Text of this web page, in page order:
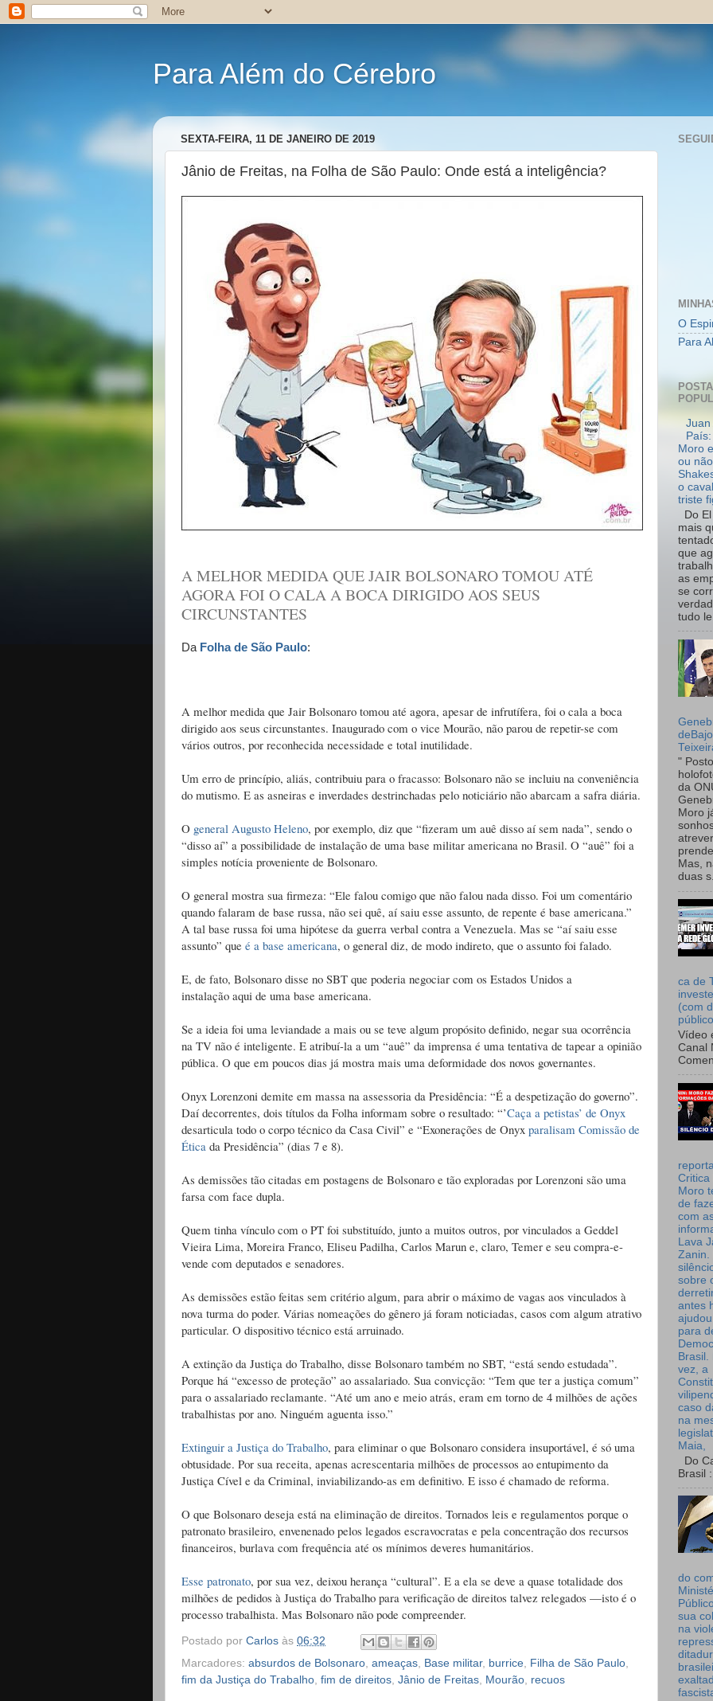
Para Além do Cérebro
SEXTA-FEIRA, 11 DE JANEIRO DE 2019
Jânio de Freitas, na Folha de São Paulo: Onde está a inteligência?
A MELHOR MEDIDA QUE JAIR BOLSONARO TOMOU ATÉ
AGORA FOI O CALA A BOCA DIRIGIDO AOS SEUS
CIRCUNSTANTES
Da Folha de São Paulo:
A melhor medida que Jair Bolsonaro tomou até agora, apesar de infrutífera, foi o cala a boca
dirigido aos seus circunstantes. Inaugurado com o vice Mourão, não parou de repetir-se com
vários outros, por reconhecida necessidade e total inutilidade.
Um erro de princípio, aliás, contribuiu para o fracasso: Bolsonaro não se incluiu na conveniência
do mutismo. E as asneiras e inverdades destrinchadas pelo noticiário não abarcam a safra diária.
O general Augusto Heleno, por exemplo, diz que “fizeram um auê disso aí sem nada”, sendo o
“disso aí” a possibilidade de instalação de uma base militar americana no Brasil. O “auê” foi a
simples notícia proveniente de Bolsonaro.
O general mostra sua firmeza: “Ele falou comigo que não falou nada disso. Foi um comentário
quando falaram de base russa, não sei quê, aí saiu esse assunto, de repente é base americana.”
A tal base russa foi uma hipótese da guerra verbal contra a Venezuela. Mas se “aí saiu esse
assunto” que é a base americana, o general diz, de modo indireto, que o assunto foi falado.
E, de fato, Bolsonaro disse no SBT que poderia negociar com os Estados Unidos a
instalação aqui de uma base americana.
Se a ideia foi uma leviandade a mais ou se teve algum propósito definido, negar sua ocorrência
na TV não é inteligente. E atribuí-la a um “auê” da imprensa é uma tentativa de tapear a opinião
pública. O que em poucos dias já mostra mais uma deformidade dos novos governantes.
Onyx Lorenzoni demite em massa na assessoria da Presidência: “É a despetização do governo”.
Daí decorrentes, dois títulos da Folha informam sobre o resultado: “’Caça a petistas’ de Onyx
desarticula todo o corpo técnico da Casa Civil” e “Exonerações de Onyx paralisam Comissão de
Ética da Presidência” (dias 7 e 8).
As demissões tão citadas em postagens de Bolsonaro e tão exploradas por Lorenzoni são uma
farsa com face dupla.
Quem tinha vínculo com o PT foi substituído, junto a muitos outros, por vinculados a Geddel
Vieira Lima, Moreira Franco, Eliseu Padilha, Carlos Marun e, claro, Temer e seu compra-e-
vende com deputados e senadores.
As demissões estão feitas sem critério algum, para abrir o máximo de vagas aos vinculados à
nova turma do poder. Várias nomeações do gênero já foram noticiadas, casos com algum atrativo
particular. O dispositivo técnico está arruinado.
A extinção da Justiça do Trabalho, disse Bolsonaro também no SBT, “está sendo estudada”.
Porque há “excesso de proteção” ao assalariado. Sua convicção: “Tem que ter a justiça comum”
para o assalariado reclamante. “Até um ano e meio atrás, eram em torno de 4 milhões de ações
trabalhistas por ano. Ninguém aguenta isso.”
Extinguir a Justiça do Trabalho, para eliminar o que Bolsonaro considera insuportável, é só uma
obtusidade. Por sua receita, apenas acrescentaria milhões de processos ao entupimento da
Justiça Cível e da Criminal, inviabilizando-as em definitivo. E isso é chamado de reforma.
O que Bolsonaro deseja está na eliminação de direitos. Tornados leis e regulamentos porque o
patronato brasileiro, envenenado pelos legados escravocratas e pela concentração dos recursos
financeiros, burlava com frequência até os mínimos deveres humanitários.
Esse patronato, por sua vez, deixou herança “cultural”. E a ela se deve a quase totalidade dos
milhões de pedidos à Justiça do Trabalho para verificação de direitos talvez relegados —isto é o
processo trabalhista. Mas Bolsonaro não pode compreender.
Postado por Carlos às 06:32
Marcadores: absurdos de Bolsonaro ameaças Base militar, burrice Filha de São Paulo
fim da Justiça do Trabalho fim de direitos Jânio de Freitas Mourão recuos
O
Para
Juan
Moro
ou
o
triste
Do
mais
que
as
se
tudo
"
da
Moro
Mas,
duas
ca de
(com
Vídeo
Canal
Critica
Moro
de
com
Lava
Zanin.
sobre
antes
para
Brasil.
vez, a
caso
na
Maia,
Do
Brasil :
do
sua
na